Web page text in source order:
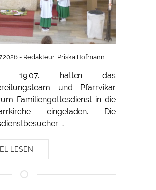
- Redakteur: Priska Hofmann
19.07. hatten das
und Pfarrvikar
Familiengottesdienst in die
eingeladen. Die
…
LESEN